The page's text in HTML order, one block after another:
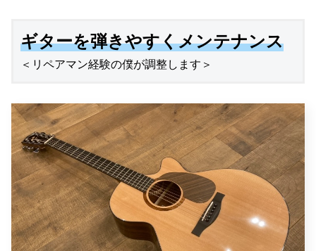
ギターを弾きやすくメンテナンス
＜リペアマン経験の僕が調整します＞